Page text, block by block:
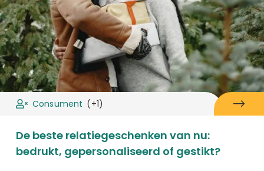
Consument (+1)
De beste relatiegeschenken van nu:
bedrukt, gepersonaliseerd of gestikt?